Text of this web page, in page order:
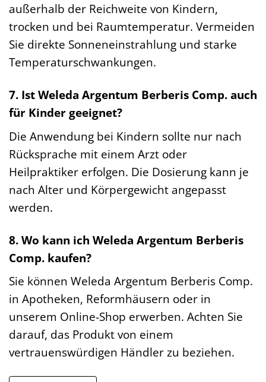
außerhalb der Reichweite von Kindern,
trocken und bei Raumtemperatur. Vermeiden
Sie direkte Sonneneinstrahlung und starke
Temperaturschwankungen.
7. Ist Weleda Argentum Berberis Comp. auch
für Kinder geeignet?
Die Anwendung bei Kindern sollte nur nach
Rücksprache mit einem Arzt oder
Heilpraktiker erfolgen. Die Dosierung kann je
nach Alter und Körpergewicht angepasst
werden.
8. Wo kann ich Weleda Argentum Berberis
Comp. kaufen?
Sie können Weleda Argentum Berberis Comp.
in Apotheken, Reformhäusern oder in
unserem Online-Shop erwerben. Achten Sie
darauf, das Produkt von einem
vertrauenswürdigen Händler zu beziehen.